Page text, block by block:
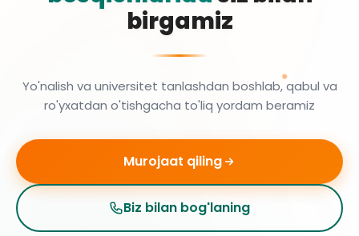
birgamiz
Yo'nalish va universitet tanlashdan boshlab, qabul va
ro'yxatdan o'tishgacha to'liq yordam beramiz
Murojaat qiling
Biz bilan bog'laning